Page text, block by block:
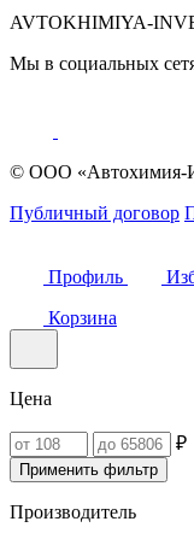
AVTOKHIMIYA-
Мы в социальных
© ООО «Автохимия-
Публичный договор
Профиль
Корзина
Цена
₽
Применить фильтр
Производитель